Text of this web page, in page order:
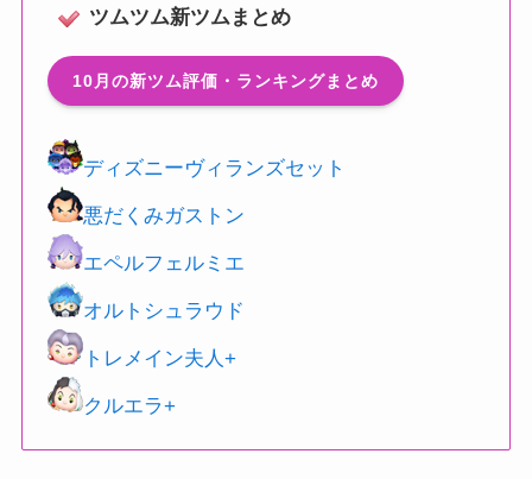
ツムツム新ツムまとめ
10月の新ツム評価・ランキングまとめ
ディズニーヴィランズセット
悪だくみガストン
エペルフェルミエ
オルトシュラウド
トレメイン夫人+
クルエラ+